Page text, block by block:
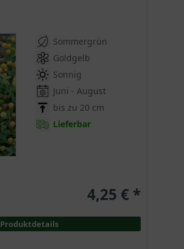
Sommergrün
Goldgelb
Sonnig
Juni - August
bis zu 20 cm
Lieferbar
4,25 € *
Produktdetails